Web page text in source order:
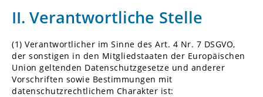
II. Verantwortliche Stelle
(1) Verantwortlicher im Sinne des Art. 4 Nr. 7 DSGVO,
der sonstigen in den Mitgliedstaaten der Europäischen
Union geltenden Datenschutzgesetze und anderer
Vorschriften sowie Bestimmungen mit
datenschutzrechtlichem Charakter ist: